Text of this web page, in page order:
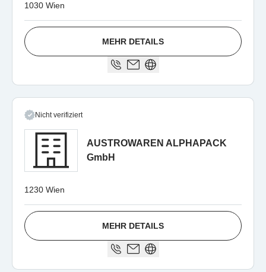
1030 Wien
MEHR DETAILS
Nicht verifiziert
AUSTROWAREN ALPHAPACK
GmbH
1230 Wien
MEHR DETAILS